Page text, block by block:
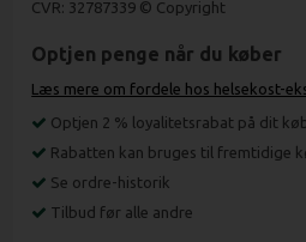
CVR: 32787339 © Copyright
Optjen penge når du køber
Læs mere om fordele hos helsekost-
Optjen 2 % loyalitetsrabat på dit
Rabatten kan bruges til fremtidige
Se ordre-historik
Tilbud før alle andre